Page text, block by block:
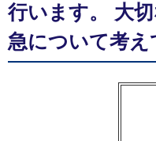
行います。 大
急について考え